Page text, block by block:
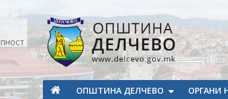
Општина Делчево
Општина Делчево
ОПШТИНА ДЕЛЧЕВО ОРГАНИ